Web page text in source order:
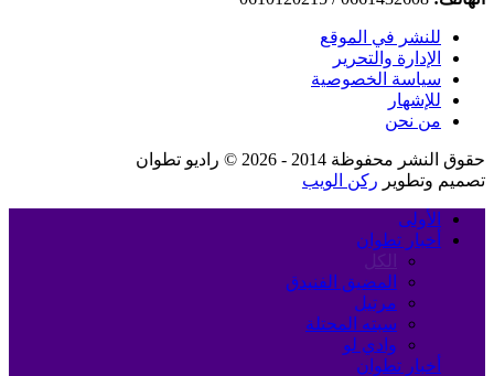
للنشر في الموقع
الإدارة والتحرير
سياسة الخصوصية
للإشهار
من نحن
حقوق النشر محفوظة 2014 - 2026 © راديو تطوان
تصميم وتطوير ركن الويب
الأولى
أخبار تطوان
الكل
المضيق الفنيدق
مرتيل
سبته المحتلة
وادي لو
أخبار تطوان